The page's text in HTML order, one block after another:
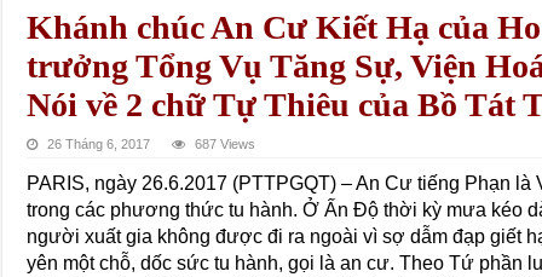
Khánh chúc An Cư Kiết Hạ của
trưởng Tổng Vụ Tăng Sự, Viện
Nói về 2 chữ Tự Thiêu của Bồ Tát
26 Tháng 6, 2017 687 Views
PARIS, ngày 26.6.2017 (PTTPGQT) – An Cư tiếng Phạn
trong các phương thức tu hành. Ở Ấn Độ thời kỳ mưa kéo
người xuất gia không được đi ra ngoài vì sợ dẫm đạp giết
yên một chỗ, dốc sức tu hành, gọi là an cư. Theo Tứ phần